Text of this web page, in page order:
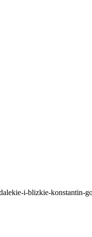
i-blizkie-konstantin-